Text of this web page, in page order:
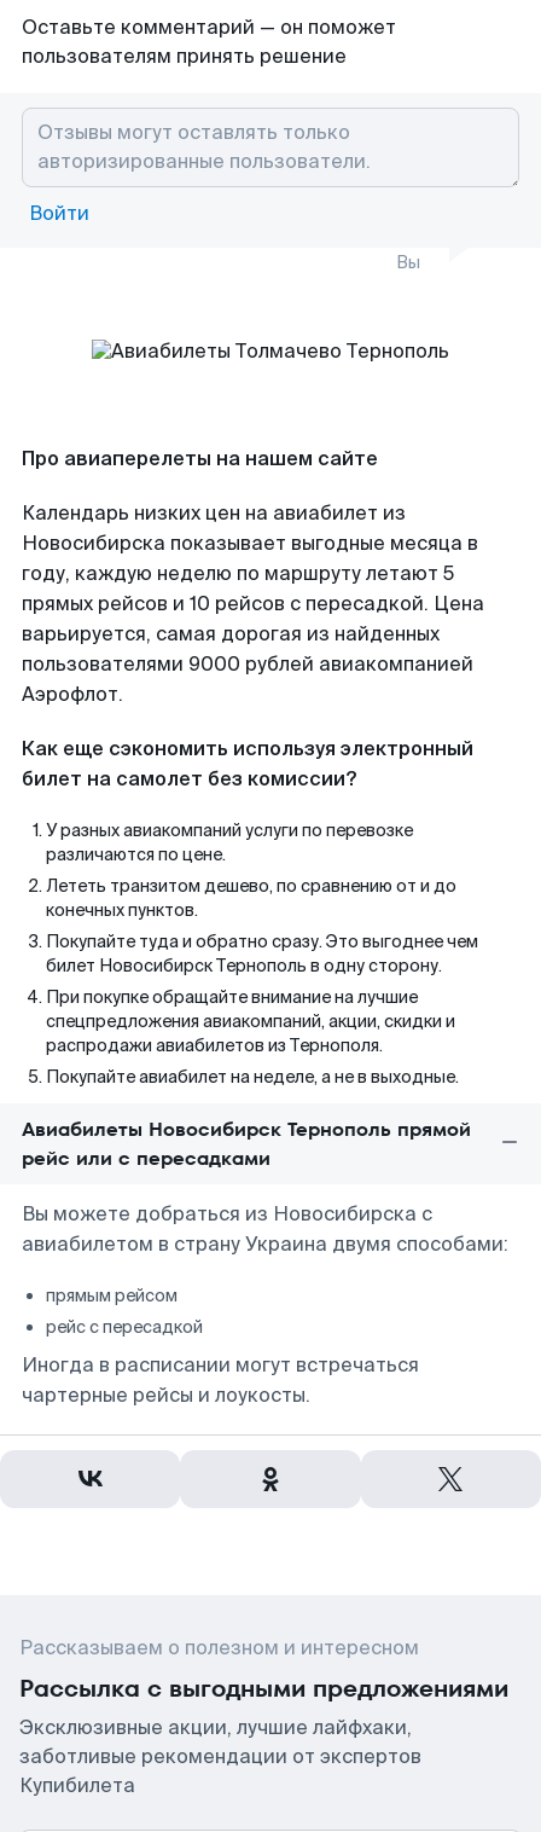
Оставьте комментарий — он поможет
пользователям принять решение
Войти
Вы
Про авиаперелеты на нашем сайте
Календарь низких цен на авиабилет из
Новосибирска показывает выгодные месяца в
году, каждую неделю по маршруту летают 5
прямых рейсов и 10 рейсов с пересадкой. Цена
варьируется, самая дорогая из найденных
пользователями 9000 рублей авиакомпанией
Аэрофлот.
Как еще сэкономить используя электронный
билет на самолет без комиссии?
У разных авиакомпаний услуги по перевозке
различаются по цене.
Лететь транзитом дешево, по сравнению от и до
конечных пунктов.
Покупайте туда и обратно сразу. Это выгоднее чем
билет Новосибирск Тернополь в одну сторону.
При покупке обращайте внимание на лучшие
спецпредложения авиакомпаний, акции, скидки и
распродажи авиабилетов из Тернополя.
Покупайте авиабилет на неделе, а не в выходные.
Авиабилеты Новосибирск Тернополь прямой
рейс или с пересадками
Вы можете добраться из Новосибирска с
авиабилетом в страну Украина двумя способами:
прямым рейсом
рейс с пересадкой
Иногда в расписании могут встречаться
чартерные рейсы и лоукосты.
Рассказываем о полезном и интересном
Рассылка с выгодными предложениями
Эксклюзивные акции, лучшие лайфхаки,
заботливые рекомендации от экспертов
Купибилета